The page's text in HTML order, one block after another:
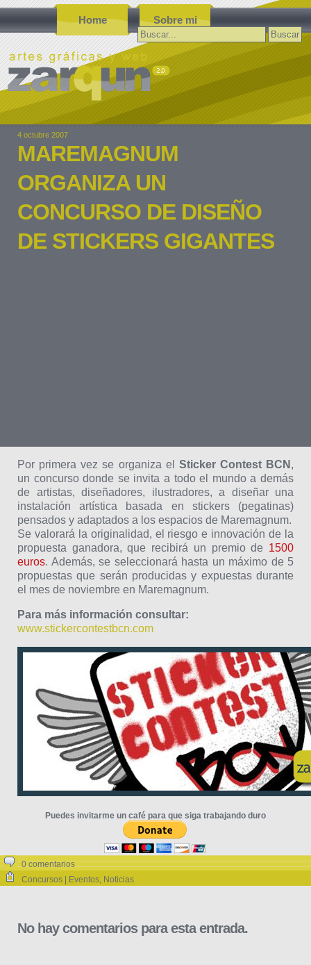
Home Sobre mi
Buscar:
4 octubre 2007
MAREMAGNUM
ORGANIZA UN
CONCURSO DE DISEÑO
DE STICKERS GIGANTES
Por primera vez se organiza el Sticker Contest BCN ,
un concurso donde se invita a todo el mundo a demás
de artistas, diseñadores, ilustradores, a diseñar una
instalación artística basada en stickers (pegatinas)
pensados y adaptados a los espacios de Maremagnum.
Se valorará la originalidad, el riesgo e innovación de la
propuesta ganadora, que recibirá un premio de 1500
euros. Además, se seleccionará hasta un máximo de 5
propuestas que serán producidas y expuestas durante
el mes de noviembre en Maremagnum.
Para más información consultar:
www.stickercontestbcn.com
Puedes invitarme un café para que siga trabajando duro
0 comentarios
Concursos | Eventos, Noticias
No hay comentarios para esta entrada.